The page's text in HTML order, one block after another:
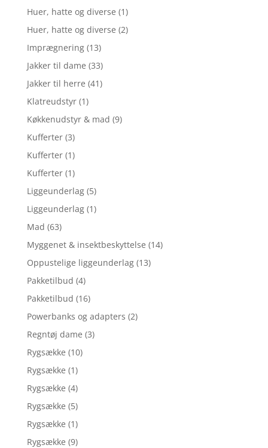
Huer, hatte og diverse (1)
Huer, hatte og diverse (2)
Imprægnering (13)
Jakker til dame (33)
Jakker til herre (41)
Klatreudstyr (1)
Køkkenudstyr & mad (9)
Kufferter (3)
Kufferter (1)
Kufferter (1)
Liggeunderlag (5)
Liggeunderlag (1)
Mad (63)
Myggenet & insektbeskyttelse (14)
Oppustelige liggeunderlag (13)
Pakketilbud (4)
Pakketilbud (16)
Powerbanks og adapters (2)
Regntøj dame (3)
Rygsække (10)
Rygsække (1)
Rygsække (4)
Rygsække (5)
Rygsække (1)
Rygsække (9)